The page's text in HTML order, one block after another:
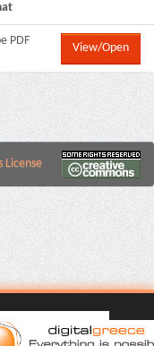
PDF
View/Open
License